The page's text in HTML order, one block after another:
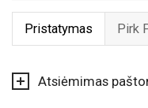
Pristatymas Pirk
Atsiėmimas